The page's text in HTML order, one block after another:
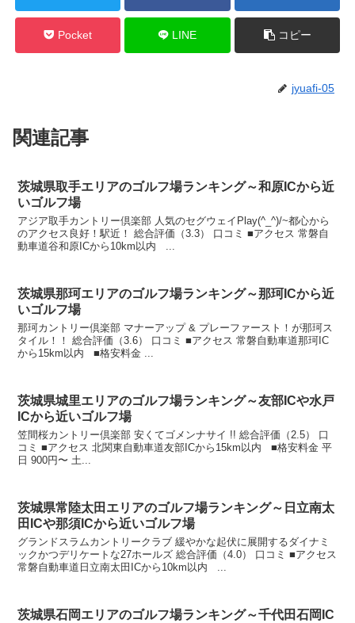
Pocket LINE コピー
jyuafi-05
関連記事
茨城県取手エリアのゴルフ場ランキング～和原ICから近
いゴルフ場
アジア取手カントリー倶楽部 人気のセグウェイPlay(^_^)/~都心から
のアクセス良好！駅近！ 総合評価（3.3） 口コミ ■アクセス 常磐自
茨城県那珂エリアのゴルフ場ランキング～那珂ICから近
いゴルフ場
那珂カントリー倶楽部 マナーアップ & プレーファースト！が那珂ス
タイル！！ 総合評価（3.6） 口コミ ■アクセス 常磐自動車道那珂IC
茨城県城里エリアのゴルフ場ランキング～友部ICや水戸
ICから近いゴルフ場
笠間桜カントリー倶楽部 安くてゴメンナサイ !! 総合評価（2.5） 口
コミ ■アクセス 北関東自動車道友部ICから15km以内 ■格安料金 平
日 900円〜 土...
茨城県常陸太田エリアのゴルフ場ランキング～日立南太
田ICや那須ICから近いゴルフ場
グランドスラムカントリークラブ 緩やかな起伏に展開するダイナミ
ックかつデリケートな27ホールズ 総合評価（4.0） 口コミ ■アクセス
常磐自動車道日立南太田ICから10km以内 ...
茨城県石岡エリアのゴルフ場ランキング～千代田石岡IC